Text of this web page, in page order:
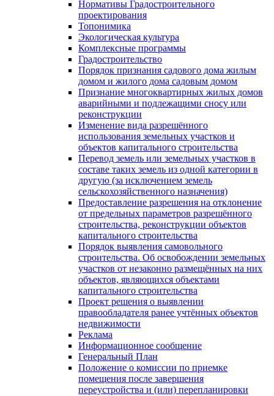
Нормативы Градостроительного
проектирования
Топонимика
Экологическая культура
Комплексные программы
Градостроительство
Порядок признания садового дома жилым
домом и жилого дома садовым домом
Признание многоквартирных жилых домов
аварийными и подлежащими сносу или
реконструкции
Изменение вида разрешённого
использования земельных участков и
объектов капитального строительства
Перевод земель или земельных участков в
составе таких земель из одной категории в
другую (за исключением земель
сельскохозяйственного назначения)
Предоставление разрешения на отклонение
от предельных параметров разрешённого
строительства, реконструкции объектов
капитального строительства
Порядок выявления самовольного
строительства. Об освобождении земельных
участков от незаконно размещённых на них
объектов, являющихся объектами
капитального строительства
Проект решения о выявлении
правообладателя ранее учтённых объектов
недвижимости
Реклама
Информационное сообщение
Генеральный План
Положение о комиссии по приемке
помещения после завершения
переустройства и (или) перепланировки